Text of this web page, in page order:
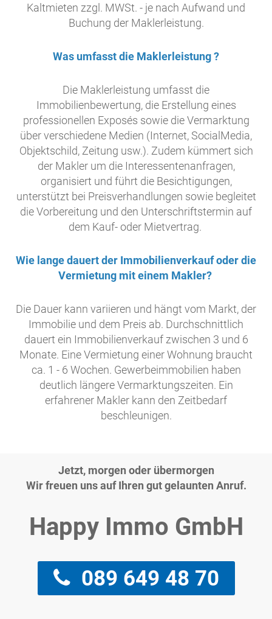
Kaltmieten zzgl. MWSt. - je nach Aufwand und
Buchung der Maklerleistung.
Was umfasst die Maklerleistung ?
Die Maklerleistung umfasst die
Immobilienbewertung, die Erstellung eines
professionellen Exposés sowie die Vermarktung
über verschiedene Medien (Internet, SocialMedia,
Objektschild, Zeitung usw.). Zudem kümmert sich
der Makler um die Interessentenanfragen,
organisiert und führt die Besichtigungen,
unterstützt bei Preisverhandlungen sowie begleitet
die Vorbereitung und den Unterschriftstermin auf
dem Kauf- oder Mietvertrag.
Wie lange dauert der Immobilienverkauf oder die
Vermietung mit einem Makler?
Die Dauer kann variieren und hängt vom Markt, der
Immobilie und dem Preis ab. Durchschnittlich
dauert ein Immobilienverkauf zwischen 3 und 6
Monate. Eine Vermietung einer Wohnung braucht
ca. 1 - 6 Wochen. Gewerbeimmobilien haben
deutlich längere Vermarktungszeiten. Ein
erfahrener Makler kann den Zeitbedarf
beschleunigen.
Jetzt, morgen oder übermorgen
Wir freuen uns auf Ihren gut gelaunten Anruf.
Happy Immo GmbH
089 649 48 70